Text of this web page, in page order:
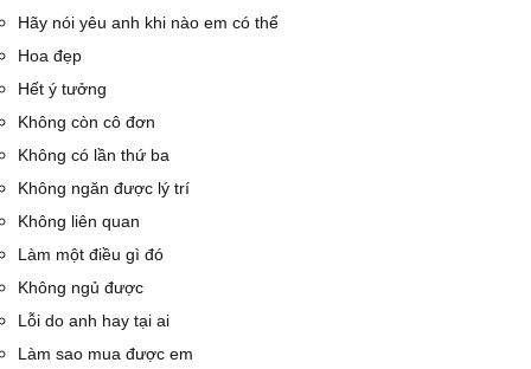
Hãy nói yêu anh khi nào em có thể
Hoa đẹp
Hết ý tưởng
Không còn cô đơn
Không có lần thứ ba
Không ngăn được lý trí
Không liên quan
Làm một điều gì đó
Không ngủ được
Lỗi do anh hay tại ai
Làm sao mua được em